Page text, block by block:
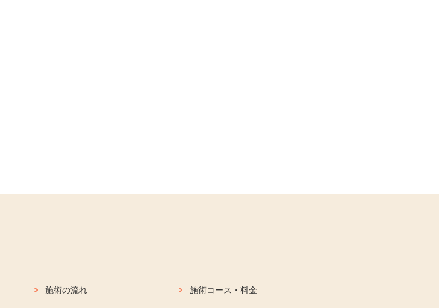
施術の流れ 施術コース・料金